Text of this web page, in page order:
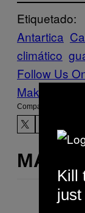
Etiquetado:
Antartica
climático
Follow Us
Make Us
Compartir:
MÁS
Kill